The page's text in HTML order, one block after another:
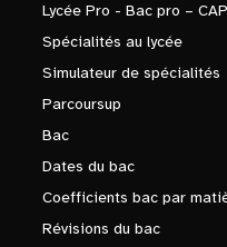
Lycée Pro - Bac pro – CAP
Spécialités au lycée
Simulateur de spécialités
Parcoursup
Bac
Dates du bac
Coefficients bac par
Révisions du bac